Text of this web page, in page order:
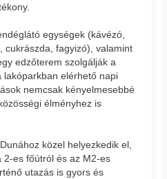
egységek (kávézó,
cukrászda, fagyizó), valamint
edzőterem szolgálják a
lakóparkban elérhető napi
nemcsak kényelmesebbé
élményhez is
közel helyezkedik el,
2-es főútról és az M2-es
utazás is gyors és